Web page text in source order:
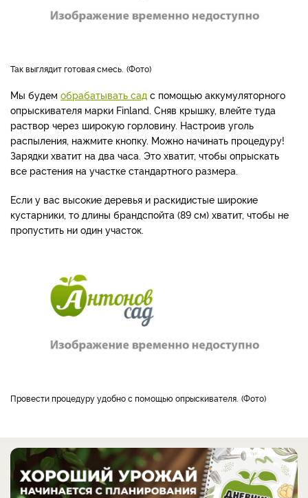
Так выглядит готовая смесь. Фото
Мы будем обрабатывать сад с помощью аккумуляторного
опрыскивателя марки Finland. Сняв крышку, влейте туда
раствор через широкую горловину. Настроив уголь
распыления, нажмите кнопку. Можно начинать процедуру!
Зарядки хватит на два часа. Это хватит, чтобы опрыскать
все растения на участке стандартного размера.
Если у вас высокие деревья и раскидистые широкие
кустарники, то длины брандспойта (89 см) хватит, чтобы не
пропустить ни один участок.
Провести процедуру удобно с помощью опрыскивателя. Фото